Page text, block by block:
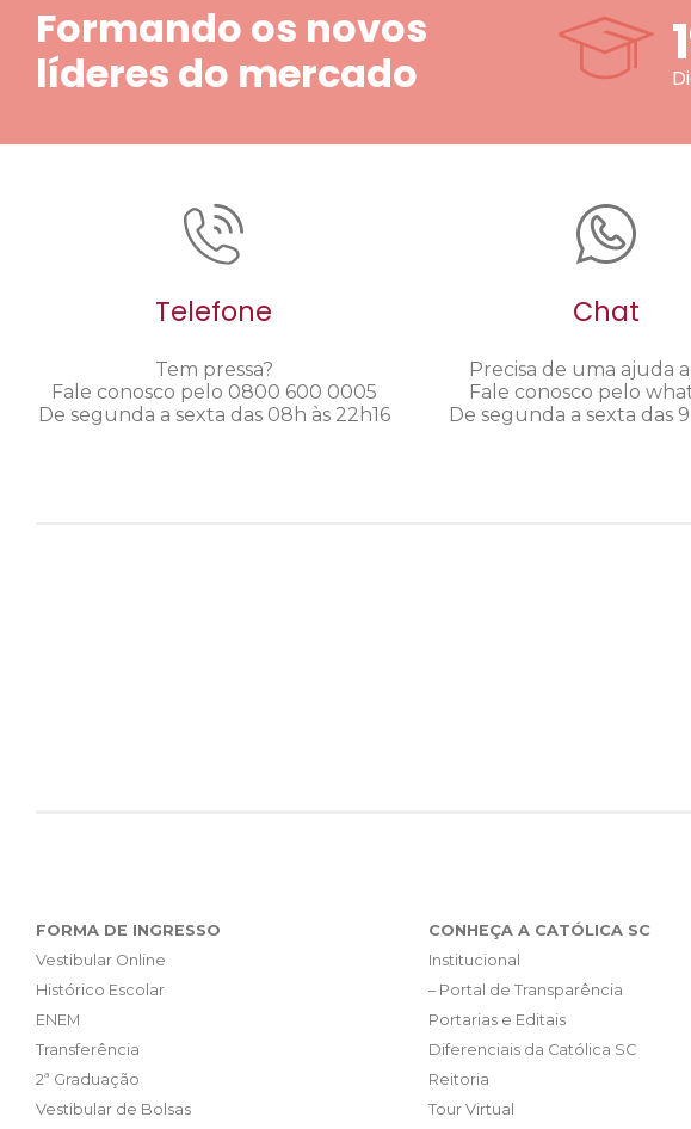
Formando os novos
líderes do mercado
Telefone
Tem pressa?
Fale conosco pelo 0800 600 0005
De segunda a sexta das 08h às 22h16
Chat
Precisa de uma ajuda
Fale conosco pelo
De segunda a sexta das
FORMA DE INGRESSO
Vestibular Online
Histórico Escolar
ENEM
Transferência
2ª Graduação
Vestibular de Bolsas
CONHEÇA A CATÓLICA SC
Institucional
– Portal de Transparência
Portarias e Editais
Diferenciais da Católica SC
Reitoria
Tour Virtual